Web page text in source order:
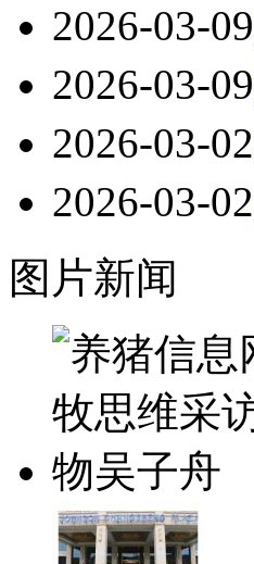
2026-03-09
2026-03-09
2026-03-02
2026-03-02
图片新闻